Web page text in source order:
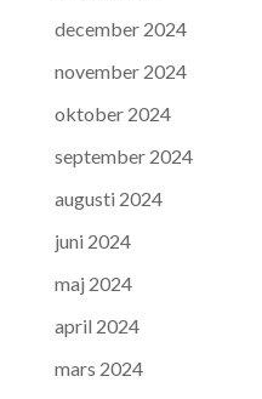
december 2024
november 2024
oktober 2024
september 2024
augusti 2024
juni 2024
maj 2024
april 2024
mars 2024